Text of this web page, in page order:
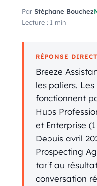
Par Stéphane Bouchez
Lecture : 1 min
RÉPONSE
Breeze
les paliers.
fonctionnent
Hubs
et Enterprise
Depuis avril
Prospecting
tarif au
conversation